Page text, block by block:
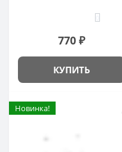
770 ₽
КУПИТЬ
Новинка!